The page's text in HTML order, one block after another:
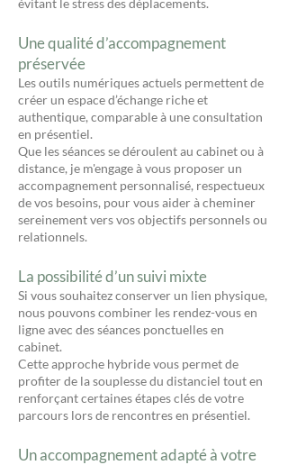
évitant le stress des déplacements.
Une qualité d’accompagnement
préservée
Les outils numériques actuels permettent de
créer un espace d’échange riche et
authentique, comparable à une consultation
en présentiel.
Que les séances se déroulent au cabinet ou à
distance, je m'engage à vous proposer un
accompagnement personnalisé, respectueux
de vos besoins, pour vous aider à cheminer
sereinement vers vos objectifs personnels ou
relationnels.
La possibilité d’un suivi mixte
Si vous souhaitez conserver un lien physique,
nous pouvons combiner les rendez-vous en
ligne avec des séances ponctuelles en
cabinet.
Cette approche hybride vous permet de
profiter de la souplesse du distanciel tout en
renforçant certaines étapes clés de votre
parcours lors de rencontres en présentiel.
Un accompagnement adapté à votre